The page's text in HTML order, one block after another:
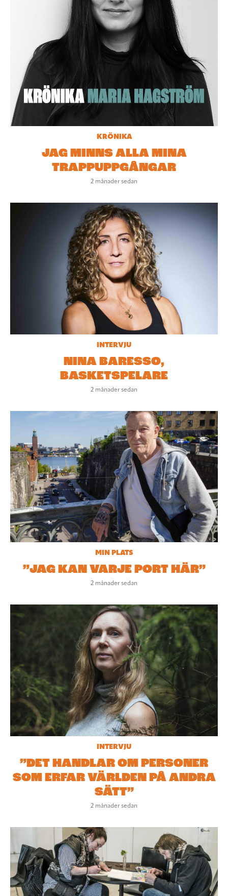
KRÖNIKA
JAG MINNS ALLA MINA
TRAPPUPPGÅNGAR
2 månader sedan
INTERVJU
NINA BARESSO,
BASKETSPELARE
2 månader sedan
MIN PLATS
”JAG KAN VARJE PORT HÄR”
2 månader sedan
INTERVJU
”DET HANDLAR OM PERSONER
SOM ERFAR VÄRLDEN PÅ ANDRA
SÄTT”
2 månader sedan